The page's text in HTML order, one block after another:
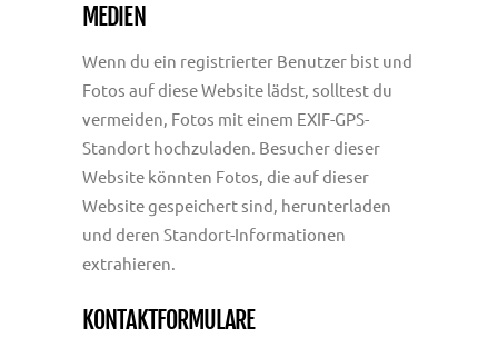
MEDIEN
Wenn du ein registrierter Benutzer bist und
Fotos auf diese Website lädst, solltest du
vermeiden, Fotos mit einem EXIF-GPS-
Standort hochzuladen. Besucher dieser
Website könnten Fotos, die auf dieser
Website gespeichert sind, herunterladen
und deren Standort-Informationen
extrahieren.
KONTAKTFORMULARE